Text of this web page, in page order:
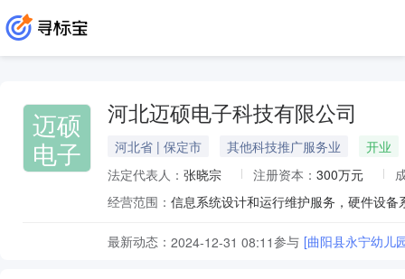
迈硕
电子
河北迈硕电子科技有限公司
河北省 | 保定市 其他科技推广服务业
开业
法定代表人： 张晓宗 注册资本： 300万元
经营范围：
最新动态： 2024-12-31 08:11参与 [曲阳县永宁幼儿